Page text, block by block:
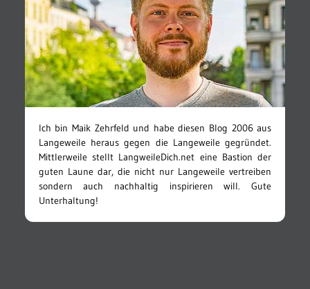
Ich bin Maik Zehrfeld und habe diesen Blog 2006 aus
Langeweile heraus gegen die Langeweile gegründet.
Mittlerweile stellt LangweileDich.net eine Bastion der
guten Laune dar, die nicht nur Langeweile vertreiben
sondern auch nachhaltig inspirieren will. Gute
Unterhaltung!